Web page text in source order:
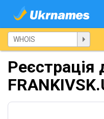
Реєстрація